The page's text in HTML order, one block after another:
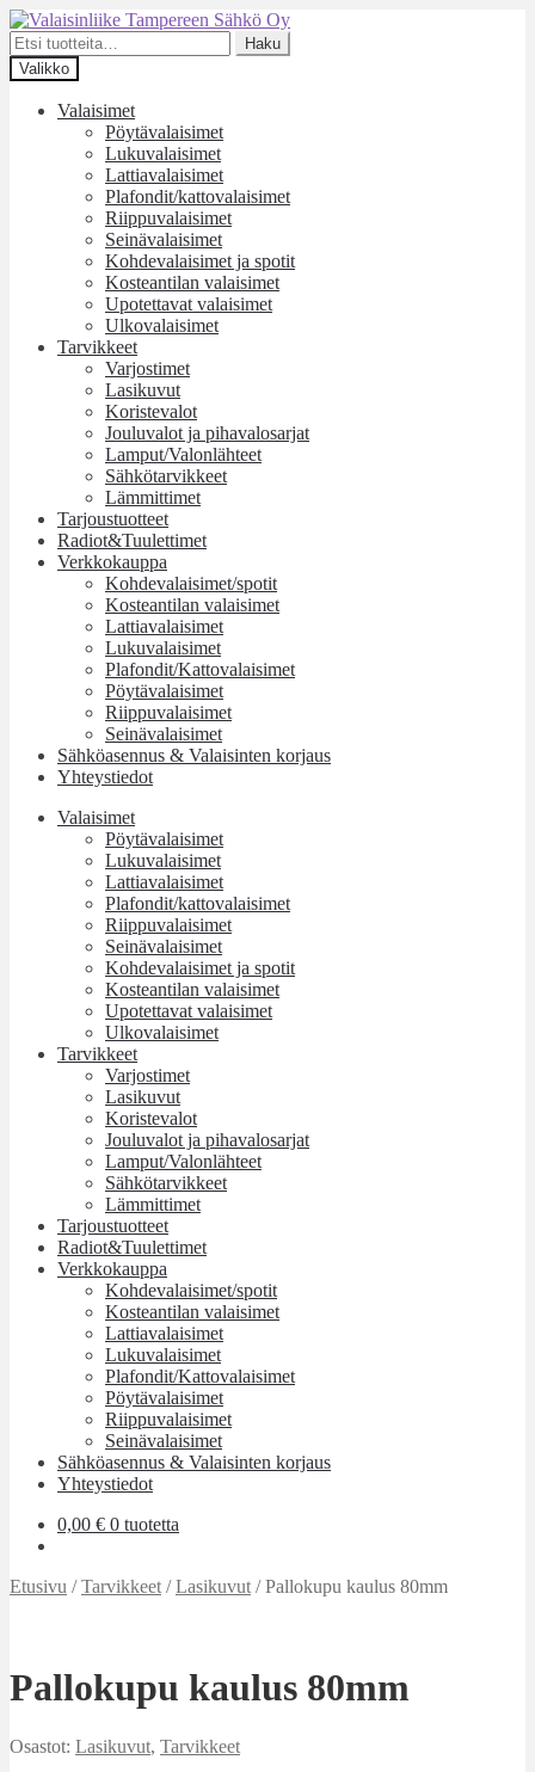
Siirry
navigointiin
Siirry
sisältöön
Etsi:
Haku
Valikko
Valaisimet
Pöytävalaisimet
Lukuvalaisimet
Lattiavalaisimet
Plafondit/kattovalaisimet
Riippuvalaisimet
Seinävalaisimet
Kohdevalaisimet ja spotit
Kosteantilan valaisimet
Upotettavat valaisimet
Ulkovalaisimet
Tarvikkeet
Varjostimet
Lasikuvut
Koristevalot
Jouluvalot ja pihavalosarjat
Lamput/Valonlähteet
Sähkötarvikkeet
Lämmittimet
Tarjoustuotteet
Radiot&Tuulettimet
Verkkokauppa
Kohdevalaisimet/spotit
Kosteantilan valaisimet
Lattiavalaisimet
Lukuvalaisimet
Plafondit/Kattovalaisimet
Pöytävalaisimet
Riippuvalaisimet
Seinävalaisimet
Sähköasennus & Valaisinten korjaus
Yhteystiedot
Valaisimet
Pöytävalaisimet
Lukuvalaisimet
Lattiavalaisimet
Plafondit/kattovalaisimet
Riippuvalaisimet
Seinävalaisimet
Kohdevalaisimet ja spotit
Kosteantilan valaisimet
Upotettavat valaisimet
Ulkovalaisimet
Tarvikkeet
Varjostimet
Lasikuvut
Koristevalot
Jouluvalot ja pihavalosarjat
Lamput/Valonlähteet
Sähkötarvikkeet
Lämmittimet
Tarjoustuotteet
Radiot&Tuulettimet
Verkkokauppa
Kohdevalaisimet/spotit
Kosteantilan valaisimet
Lattiavalaisimet
Lukuvalaisimet
Plafondit/Kattovalaisimet
Pöytävalaisimet
Riippuvalaisimet
Seinävalaisimet
Sähköasennus & Valaisinten korjaus
Yhteystiedot
0,00 € 0 tuotetta
Etusivu /Tarvikkeet /Lasikuvut /Pallokupu kaulus 80mm
Pallokupu kaulus 80mm
Osastot: Lasikuvut, Tarvikkeet